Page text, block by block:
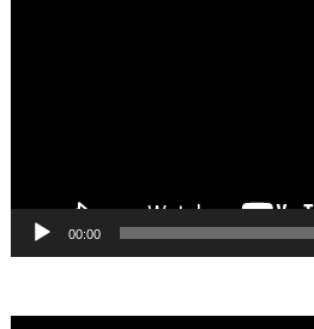
00:00